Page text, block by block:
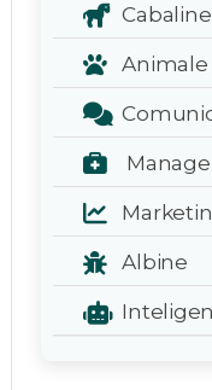
Cabaline
Albine